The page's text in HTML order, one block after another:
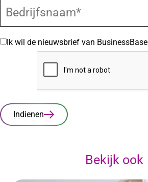
Ik wil de nieuwsbrief van
Indienen
Bekijk ook